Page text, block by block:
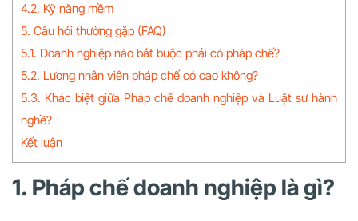
4.2. Kỹ năng mềm
5. Câu hỏi thường gặp (FAQ)
5.1. Doanh nghiệp nào bắt buộc phải có pháp chế?
5.2. Lương nhân viên pháp chế có cao không?
5.3. Khác biệt giữa Pháp chế doanh nghiệp và Luật sư hành
nghề?
Kết luận
1. Pháp chế doanh nghiệp là gì?